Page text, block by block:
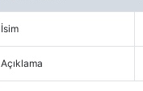
İsim
Açıklama